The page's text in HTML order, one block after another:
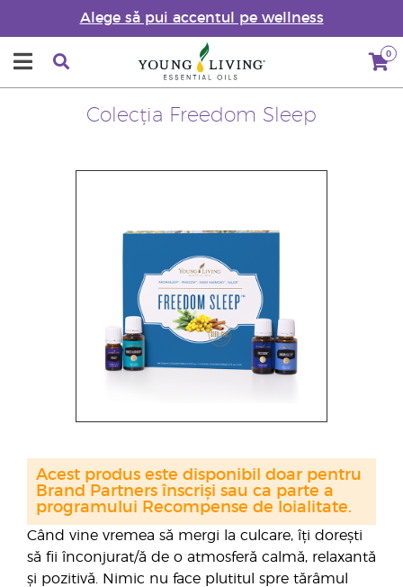
Alege să pui accentul pe wellness
0
Colecția Freedom Sleep
Când vine vremea să mergi la culcare, îți dorești
să fii înconjurat/ă de o atmosferă calmă, relaxantă
și pozitivă. Nimic nu face plutitul spre tărâmul
Acest produs este disponibil doar pentru
Brand Partners înscriși sau ca parte a
programului Recompense de loialitate.